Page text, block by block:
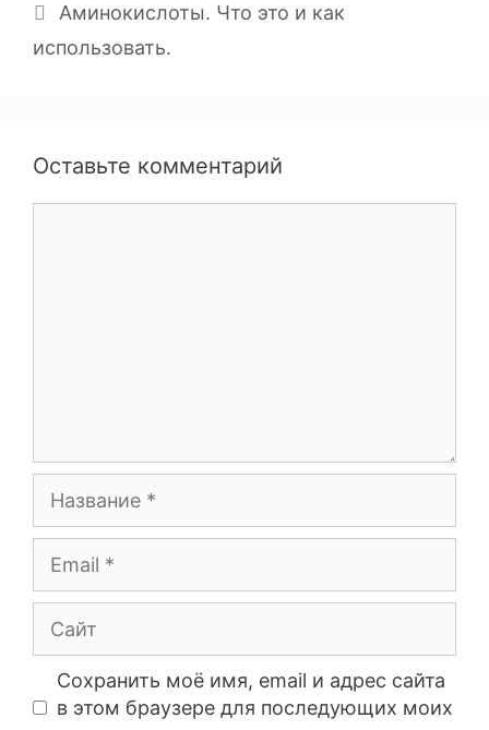
Аминокислоты. Что это и как
использовать.
Оставьте комментарий
Сохранить моё имя, email и адрес сайта
в этом браузере для последующих моих